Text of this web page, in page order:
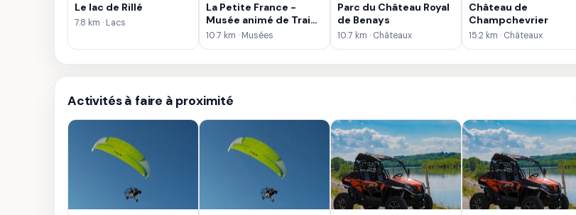
Le lac de Rillé
7.8 km · Lacs
La Petite France -
Musée animé de Trains
Miniatures
10.7 km · Musées
Parc du Château Royal
de Benays
10.7 km · Châteaux
Château de
Champchevrier
15.2 km · Châteaux
Activités à faire à proximité